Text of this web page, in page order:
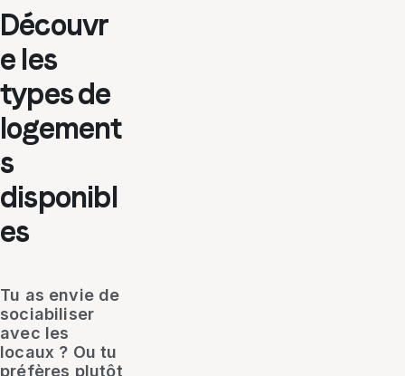
Découvr
e les
types de
logement
s
disponibl
es
Tu as envie de
sociabiliser
avec les
locaux ? Ou tu
préfères plutôt